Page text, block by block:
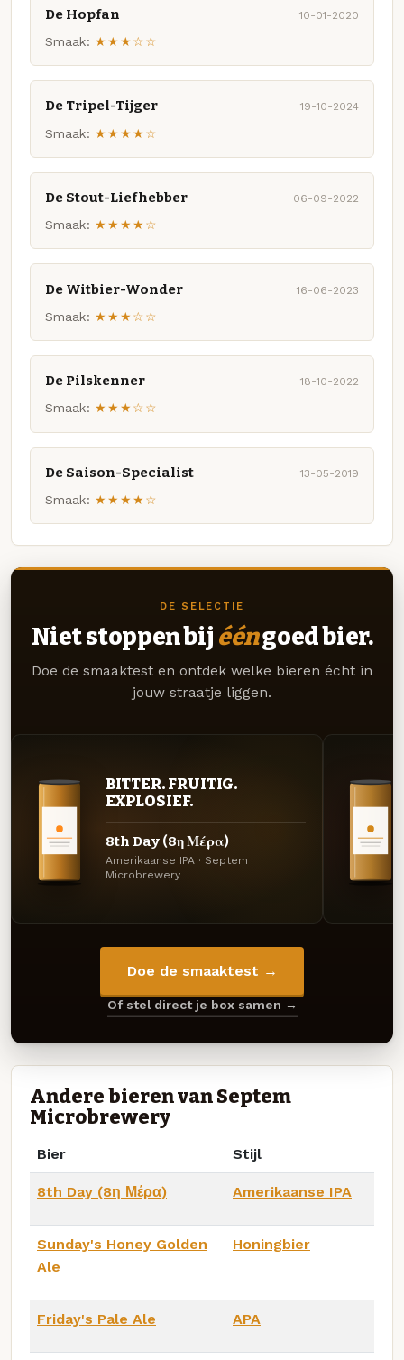
De Hopfan 10-01-2020
Smaak: ★★★☆☆
De Tripel-Tijger 19-10-2024
Smaak: ★★★★☆
De Stout-Liefhebber 06-09-2022
Smaak: ★★★★☆
De Witbier-Wonder 16-06-2023
Smaak: ★★★☆☆
De Pilskenner 18-10-2022
Smaak: ★★★☆☆
De Saison-Specialist 13-05-2019
Smaak: ★★★★☆
DE SELECTIE
Niet stoppen bij ééngoed bier.
Doe de smaaktest en ontdek welke bieren écht in
jouw straatje liggen.
BITTER. FRUITIG.
EXPLOSIEF.
8th Day (8η Μέρα)
Amerikaanse IPA · Septem
Microbrewery
Doe de smaaktest →
Of stel direct je box samen →
Andere bieren van Septem
Microbrewery
Bier Stijl
8th Day (8η Μέρα) Amerikaanse IPA
Sunday's Honey Golden
Ale
Honingbier
Friday's Pale Ale APA